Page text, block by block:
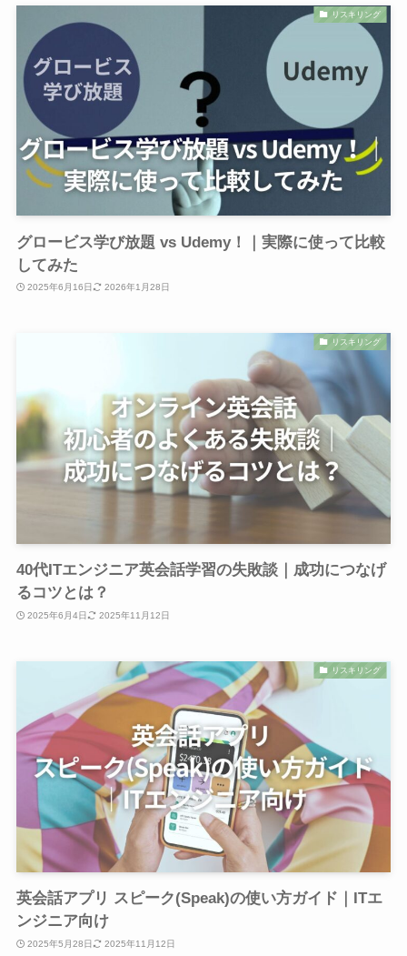
リスキリング
グロービス学び放題 vs Udemy！｜実際に使って比較
してみた
2025年6月16日 2026年1月28日
リスキリング
40代ITエンジニア英会話学習の失敗談｜成功につなげ
るコツとは？
2025年6月4日 2025年11月12日
リスキリング
英会話アプリ スピーク(Speak)の使い方ガイド｜ITエ
ンジニア向け
2025年5月28日 2025年11月12日